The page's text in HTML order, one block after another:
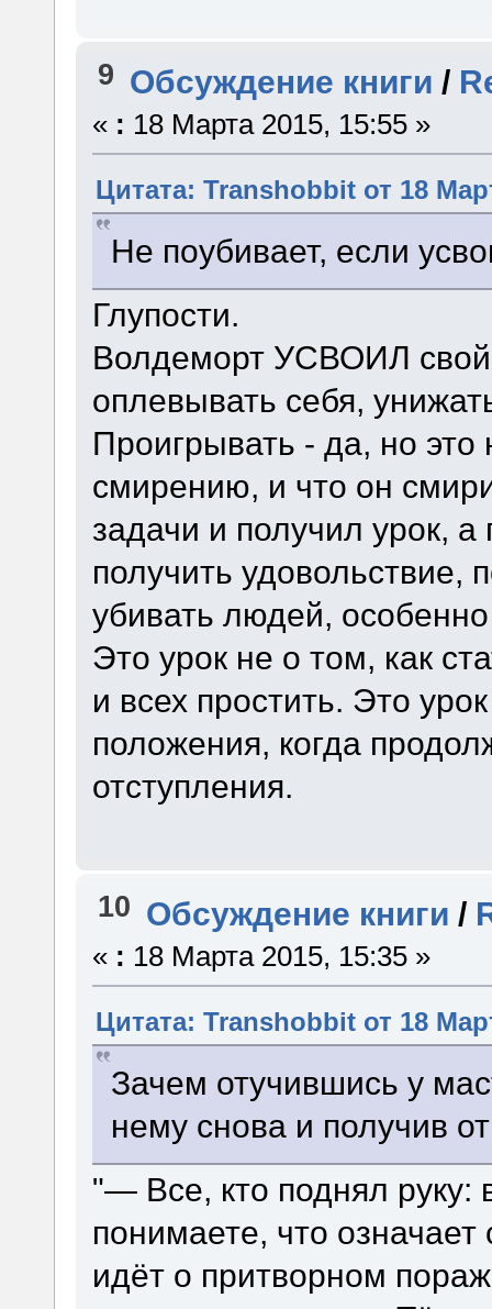
9 Обсуждение книги /
« : 18 Марта 2015, 15:55 »
Цитата: Transhobbit от 18
Не поубивает, если
Глупости.
Волдеморт УСВОИЛ свой
оплевывать себя,
Проигрывать - да, но это
смирению, и что он
задачи и получил урок,
получить удовольствие,
убивать людей,
Это урок не о том, как
и всех простить. Это
положения, когда
отступления.
10 Обсуждение книги /
« : 18 Марта 2015, 15:35 »
Цитата: Transhobbit от 18
Зачем отучившись у
нему снова и получив
"— Все, кто поднял
понимаете, что
идёт о притворном